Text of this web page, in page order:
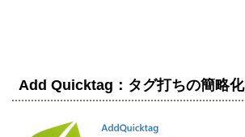
Add Quicktag：タグ打ちの簡略化